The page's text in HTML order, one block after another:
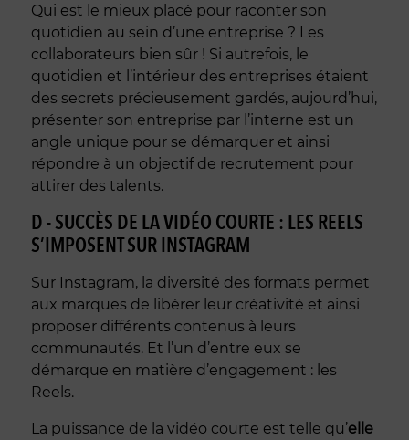
Qui est le mieux placé pour raconter son
quotidien au sein d’une entreprise ? Les
collaborateurs bien sûr ! Si autrefois, le
quotidien et l’intérieur des entreprises étaient
des secrets précieusement gardés, aujourd’hui,
présenter son entreprise par l’interne est un
angle unique pour se démarquer et ainsi
répondre à un objectif de recrutement pour
attirer des talents.
D - SUCCÈS DE LA VIDÉO COURTE : LES REELS
S’IMPOSENT SUR INSTAGRAM
Sur Instagram, la diversité des formats permet
aux marques de libérer leur créativité et ainsi
proposer différents contenus à leurs
communautés. Et l’un d’entre eux se
démarque en matière d’engagement : les
Reels.
La puissance de la vidéo courte est telle qu’elle